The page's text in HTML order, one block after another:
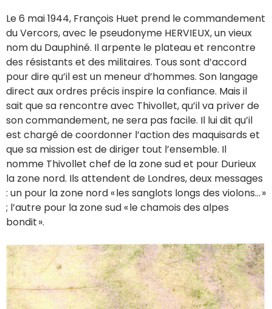
Le 6 mai 1944, François Huet prend le commandement
du Vercors, avec le pseudonyme HERVIEUX, un vieux
nom du Dauphiné. Il arpente le plateau et rencontre
des résistants et des militaires. Tous sont d’accord
pour dire qu’il est un meneur d’hommes. Son langage
direct aux ordres précis inspire la confiance. Mais il
sait que sa rencontre avec Thivollet, qu’il va priver de
son commandement, ne sera pas facile. Il lui dit qu’il
est chargé de coordonner l’action des maquisards et
que sa mission est de diriger tout l’ensemble. Il
nomme Thivollet chef de la zone sud et pour Durieux
la zone nord. Ils attendent de Londres, deux messages
: un pour la zone nord « les sanglots longs des violons... »
; l’autre pour la zone sud « le chamois des alpes
bondit ».